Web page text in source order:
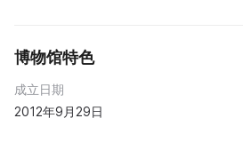
博物馆特色
成立日期
2012年9月29日